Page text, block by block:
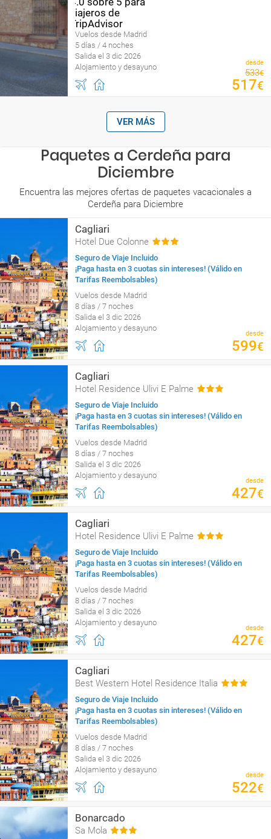
Vuelos desde Madrid
5 días / 4 noches
Salida el 3 dic 2026
Alojamiento y desayuno
desde
533€
517€
VER MÁS
Paquetes a Cerdeña para
Diciembre
Encuentra las mejores ofertas de paquetes vacacionales a
Cerdeña para Diciembre
Cagliari
Hotel Due Colonne
Seguro de Viaje Incluido
¡Paga hasta en 3 cuotas sin intereses! (Válido en
Tarifas Reembolsables)
Vuelos desde Madrid
8 días / 7 noches
Salida el 3 dic 2026
Alojamiento y desayuno
desde
599€
Cagliari
Hotel Residence Ulivi E Palme
Seguro de Viaje Incluido
¡Paga hasta en 3 cuotas sin intereses! (Válido en
Tarifas Reembolsables)
Vuelos desde Madrid
8 días / 7 noches
Salida el 3 dic 2026
Alojamiento y desayuno
desde
427€
Cagliari
Hotel Residence Ulivi E Palme
Seguro de Viaje Incluido
¡Paga hasta en 3 cuotas sin intereses! (Válido en
Tarifas Reembolsables)
Vuelos desde Madrid
8 días / 7 noches
Salida el 3 dic 2026
Alojamiento y desayuno
desde
427€
Cagliari
Best Western Hotel Residence Italia
Seguro de Viaje Incluido
¡Paga hasta en 3 cuotas sin intereses! (Válido en
Tarifas Reembolsables)
Vuelos desde Madrid
8 días / 7 noches
Salida el 3 dic 2026
Alojamiento y desayuno
desde
522€
Bonarcado
Sa Mola